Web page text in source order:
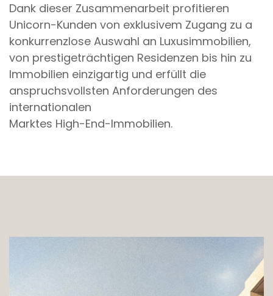
Dank dieser Zusammenarbeit profitieren
Unicorn-Kunden von exklusivem Zugang zu a
konkurrenzlose Auswahl an Luxusimmobilien,
von prestigeträchtigen Residenzen bis hin zu
Immobilien einzigartig und erfüllt die
anspruchsvollsten Anforderungen des
internationalen
Marktes High-End-Immobilien.